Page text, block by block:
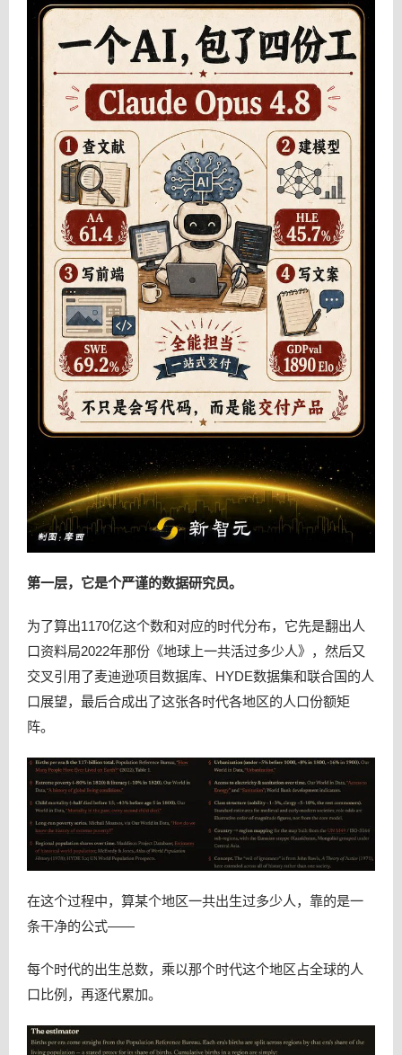
第一层，它是个严谨的数据研究员。
为了算出1170亿这个数和对应的时代分布，它先是翻出人
口资料局2022年那份《地球上一共活过多少人》，然后又
交叉引用了麦迪逊项目数据库、HYDE数据集和联合国的人
口展望，最后合成出了这张各时代各地区的人口份额矩
阵。
在这个过程中，算某个地区一共出生过多少人，靠的是一
条干净的公式——
每个时代的出生总数，乘以那个时代这个地区占全球的人
口比例，再逐代累加。